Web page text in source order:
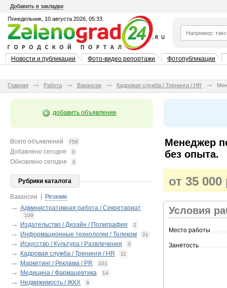
Добавить в закладки
Понедельник, 10 августа 2026, 05:33
Новости и публикации Фото-видео репортажи Фотопубликации
Главная Работа Вакансии Кадровая служба / Тренинги / HR
добавить объявление
Всего объявлений 758
Добавлено сегодня 0
Обновлено сегодня 0
Рубрики каталога
Вакансии
Резюме
Административная работа / Секретариат
109
Издательство / Дизайн / Полиграфия 2
Информационные технологии / Телеком 21
Искусство / Культура / Развлечения 3
Кадровая служба / Тренинги / HR 11
Маркетинг / Реклама / PR 101
Медицина / Фармацевтика 14
Недвижимость / ЖКХ 9
Менеджер
без опыта.
от 35
Условия
Место работы
Занятость